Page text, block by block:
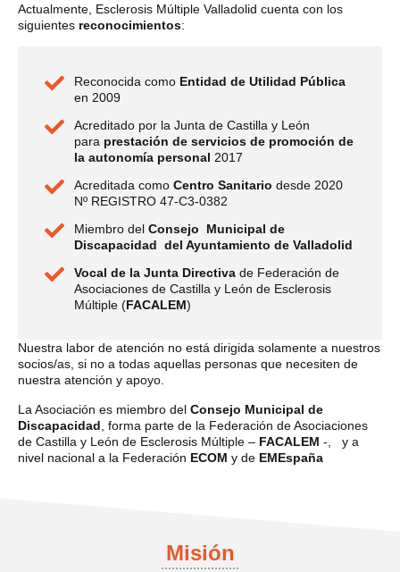
Actualmente, Esclerosis Múltiple Valladolid cuenta con los
siguientes reconocimientos:
Reconocida como Entidad de Utilidad Pública
en 2009
Acreditado por la Junta de Castilla y León
para prestación de servicios de promoción de
la autonomía personal 2017
Acreditada como Centro Sanitario desde 2020
Nº REGISTRO 47-C3-0382
Miembro del Consejo Municipal de
Discapacidad del Ayuntamiento de Valladolid
Vocal de la Junta Directivade Federación de
Asociaciones de Castilla y León de Esclerosis
Múltiple (FACALEM)
Nuestra labor de atención no está dirigida solamente a nuestros
socios/as, si no a todas aquellas personas que necesiten de
nuestra atención y apoyo.
La Asociación es miembro del Consejo Municipal de
Discapacidad , forma parte de la Federación de Asociaciones
de Castilla y León de Esclerosis Múltiple – FACALEM -, y a
nivel nacional a la Federación ECOM y de EMEspaña
Misión